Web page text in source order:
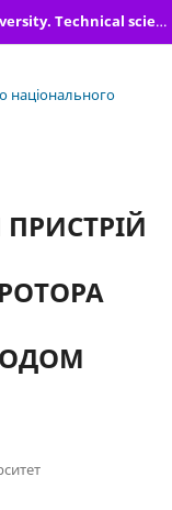
Herald of Khmelnytskyi National University. Technical sciences
національного